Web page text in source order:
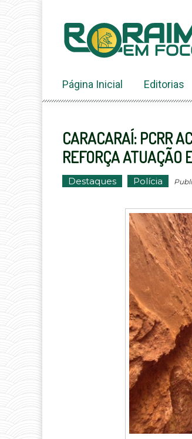
conteúdo
Página Inicial Editorias
CARACARAÍ: PCRR
REFORÇA ATUAÇÃO
Destaques Polícia